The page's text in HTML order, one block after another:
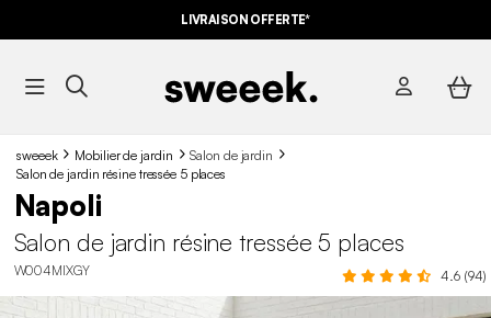
LIVRAISON OFFERTE*
sweeek Mobilier de jardin
Salon de jardin
Salon de jardin résine tressée 5 places
Napoli
Salon de jardin résine tressée 5 places
W004MIXGY 4.6 (94)